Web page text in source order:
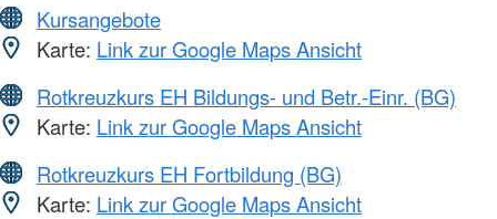
Kursangebote
Karte: Link zur Google Maps Ansicht
Rotkreuzkurs EH Bildungs- und Betr.-Einr. (BG)
Karte: Link zur Google Maps Ansicht
Rotkreuzkurs EH Fortbildung (BG)
Karte: Link zur Google Maps Ansicht